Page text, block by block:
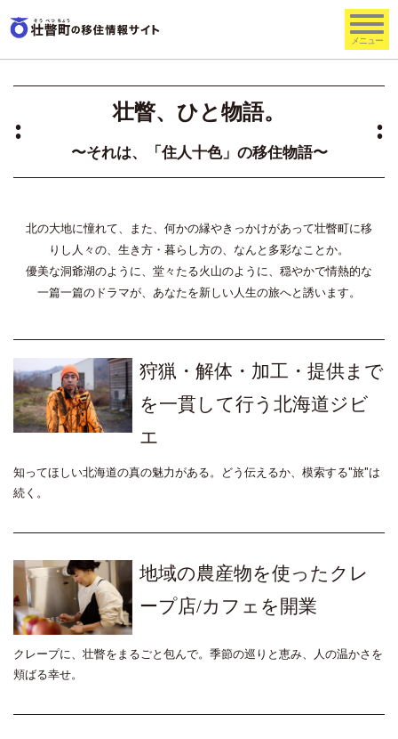
壮瞥、ひと物語。
〜それは、「住人十色」の移住物語〜
北の大地に憧れて、また、何かの縁やきっかけがあって壮瞥町に移
りし人々の、生き方・暮らし方の、なんと多彩なことか。
優美な洞爺湖のように、堂々たる火山のように、穏やかで情熱的な
一篇一篇のドラマが、あなたを新しい人生の旅へと誘います。
狩猟・解体・加工・提供まで
を一貫して行う北海道ジビ
エ
知ってほしい北海道の真の魅力がある。どう伝えるか、模索する"旅"は
続く。
地域の農産物を使ったクレ
ープ店/カフェを開業
クレープに、壮瞥をまるごと包んで。季節の巡りと恵み、人の温かさを
頬ばる幸せ。